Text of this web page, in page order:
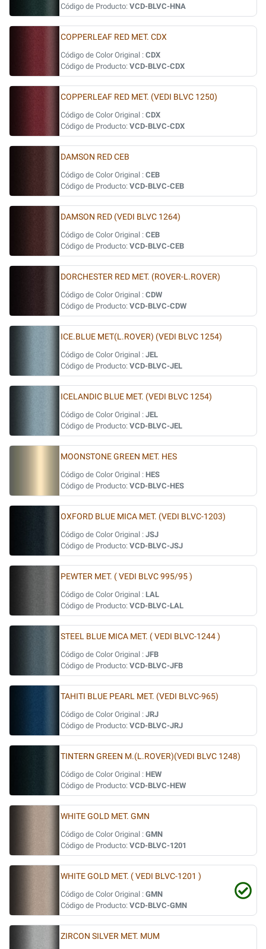
Código de Producto: VCD-BLVC-HNA
COPPERLEAF RED MET. CDX
Código de Color Original : CDX
Código de Producto: VCD-BLVC-CDX
COPPERLEAF RED MET. (VEDI BLVC 1250)
Código de Color Original : CDX
Código de Producto: VCD-BLVC-CDX
DAMSON RED CEB
Código de Color Original : CEB
Código de Producto: VCD-BLVC-CEB
DAMSON RED (VEDI BLVC 1264)
Código de Color Original : CEB
Código de Producto: VCD-BLVC-CEB
DORCHESTER RED MET. (ROVER-L.ROVER)
Código de Color Original : CDW
Código de Producto: VCD-BLVC-CDW
ICE.BLUE MET(L.ROVER) (VEDI BLVC 1254)
Código de Color Original : JEL
Código de Producto: VCD-BLVC-JEL
ICELANDIC BLUE MET. (VEDI BLVC 1254)
Código de Color Original : JEL
Código de Producto: VCD-BLVC-JEL
MOONSTONE GREEN MET. HES
Código de Color Original : HES
Código de Producto: VCD-BLVC-HES
OXFORD BLUE MICA MET. (VEDI BLVC-1203)
Código de Color Original : JSJ
Código de Producto: VCD-BLVC-JSJ
PEWTER MET. ( VEDI BLVC 995/95 )
Código de Color Original : LAL
Código de Producto: VCD-BLVC-LAL
STEEL BLUE MICA MET. ( VEDI BLVC-1244 )
Código de Color Original : JFB
Código de Producto: VCD-BLVC-JFB
TAHITI BLUE PEARL MET. (VEDI BLVC-965)
Código de Color Original : JRJ
Código de Producto: VCD-BLVC-JRJ
TINTERN GREEN M.(L.ROVER)(VEDI BLVC 1248)
Código de Color Original : HEW
Código de Producto: VCD-BLVC-HEW
WHITE GOLD MET. GMN
Código de Color Original : GMN
Código de Producto: VCD-BLVC-1201
WHITE GOLD MET. ( VEDI BLVC-1201 )
Código de Color Original : GMN
Código de Producto: VCD-BLVC-GMN
ZIRCON SILVER MET. MUM